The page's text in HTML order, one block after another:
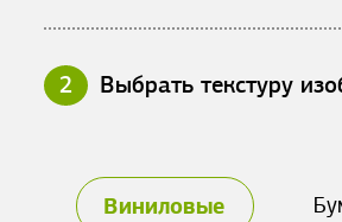
2 Выбрать текстуру
Виниловые